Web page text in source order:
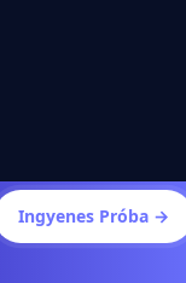
Ingyenes Próba →